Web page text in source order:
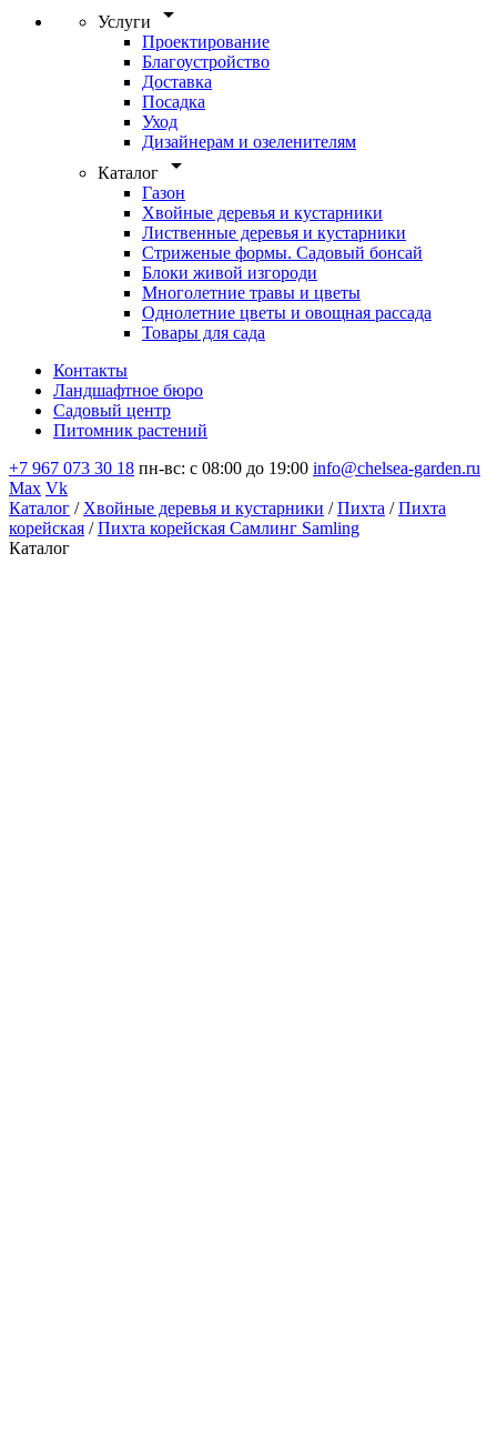
Услуги arrow_drop_down
Проектирование
Благоустройство
Доставка
Посадка
Уход
Дизайнерам и озеленителям
Каталог
arrow_drop_down
Газон
Хвойные деревья и кустарники
Лиственные деревья и кустарники
Стриженые формы. Садовый бонсай
Блоки живой изгороди
Многолетние травы и цветы
Однолетние цветы и овощная рассада
Товары для сада
Контакты
Ландшафтное бюро
Садовый центр
Питомник растений
+7 967 073 30 18 пн-вс: с 08:00 до 19:00 info@chelsea-garden.ru
Max Vk
Каталог / Хвойные деревья и кустарники /Пихта /Пихта
корейская /Пихта корейская Самлинг Samling
Каталог